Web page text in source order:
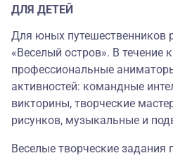
ДЛЯ ДЕТЕЙ
Для юных путешественников
«Веселый остров». В течение
профессиональные
активностей: командные
викторины, творческие
рисунков, музыкальные и
Веселые творческие задания